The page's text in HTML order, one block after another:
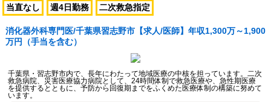
当直なし 週4日勤務 二次救急指定
消化器外科専門医/千葉県習志野市【求人/医師】年収1,300万～1,900
万円（手当を含む）
千葉県・習志野市内で、長年にわたって地域医療の中核を担っています。二次
救急病院、災害医療協力病院として、24時間体制で救急医療や、急性期医療
を提供するとともに、予防から回復期までをふくめた医療体制の構築に努めて
います。